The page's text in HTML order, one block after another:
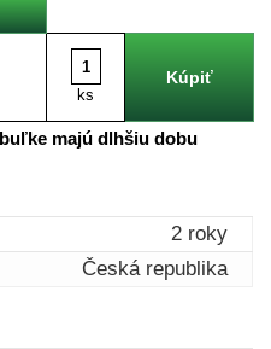
ks
majú dlhšiu dobu
2 roky
Česká republika